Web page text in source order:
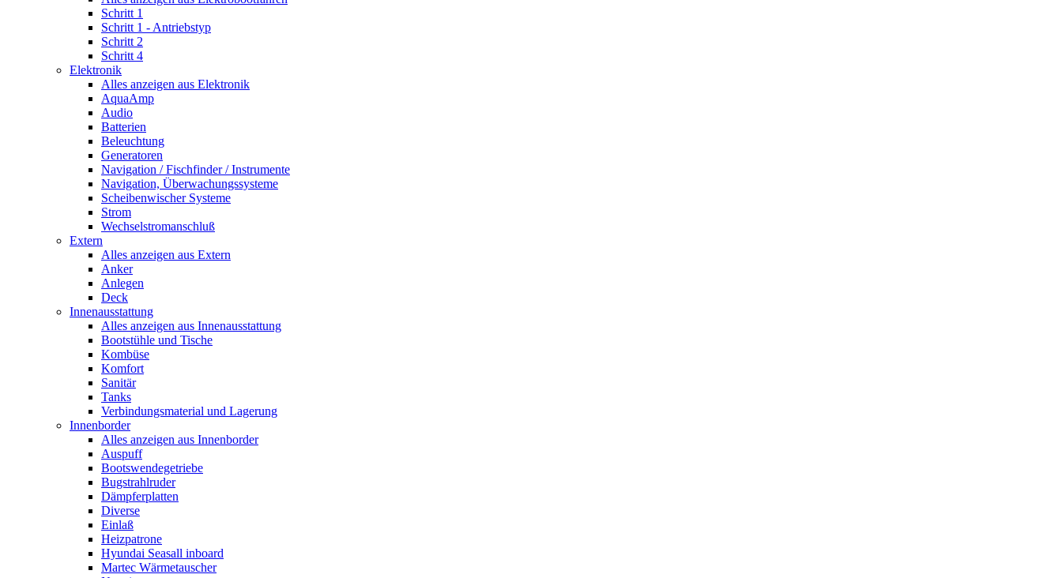
Schritt 1
Schritt 1 - Antriebstyp
Schritt 2
Schritt 4
Elektronik
Alles anzeigen aus Elektronik
AquaAmp
Audio
Batterien
Beleuchtung
Generatoren
Navigation / Fischfinder / Instrumente
Navigation, Überwachungssysteme
Scheibenwischer Systeme
Strom
Wechselstromanschluß
Extern
Alles anzeigen aus Extern
Anker
Anlegen
Deck
Innenausstattung
Alles anzeigen aus Innenausstattung
Bootstühle und Tische
Kombüse
Komfort
Sanitär
Tanks
Verbindungsmaterial und Lagerung
Innenborder
Alles anzeigen aus Innenborder
Auspuff
Bootswendegetriebe
Bugstrahlruder
Dämpferplatten
Diverse
Einlaß
Heizpatrone
Hyundai Seasall inboard
Martec Wärmetauscher